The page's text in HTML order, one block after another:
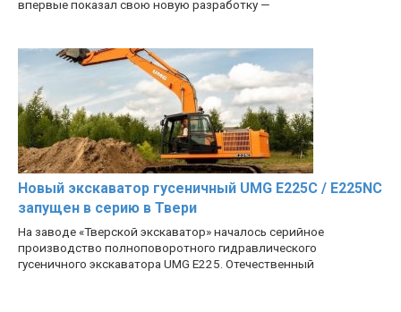
впервые показал свою новую разработку —
Новый экскаватор гусеничный UMG E225C / E225NC
запущен в серию в Твери
На заводе «Тверской экскаватор» началось серийное
производство полноповоротного гидравлического
гусеничного экскаватора UMG E225. Отечественный